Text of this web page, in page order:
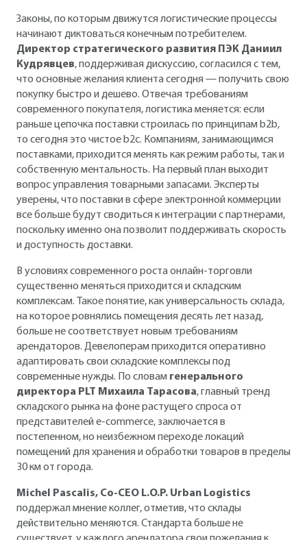
Законы, по которым движутся логистические процессы
начинают диктоваться конечным потребителем.
Директор стратегического развития ПЭК Даниил
Кудрявцев, поддерживая дискуссию, согласился с тем,
что основные желания клиента сегодня — получить свою
покупку быстро и дешево. Отвечая требованиям
современного покупателя, логистика меняется: если
раньше цепочка поставки строилась по принципам b2b,
то сегодня это чистое b2c. Компаниям, занимающимся
поставками, приходится менять как режим работы, так и
собственную ментальность. На первый план выходит
вопрос управления товарными запасами. Эксперты
уверены, что поставки в сфере электронной коммерции
все больше будут сводиться к интеграции с партнерами,
поскольку именно она позволит поддерживать скорость
и доступность доставки.
В условиях современного роста онлайн-торговли
существенно меняться приходится и складским
комплексам. Такое понятие, как универсальность склада,
на которое ровнялись помещения десять лет назад,
больше не соответствует новым требованиям
арендаторов. Девелоперам приходится оперативно
адаптировать свои складские комплексы под
современные нужды. По словам генерального
директора PLT Михаила Тарасова, главный тренд
складского рынка на фоне растущего спроса от
представителей e-commerce, заключается в
постепенном, но неизбежном переходе локаций
помещений для хранения и обработки товаров в пределы
30 км от города.
Michel Pascalis, Co-CEO L.O.P. Urban Logistics
поддержал мнение коллег, отметив, что склады
действительно меняются. Стандарта больше не